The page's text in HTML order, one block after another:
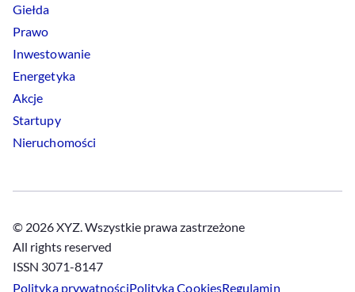
Giełda
Prawo
Inwestowanie
Energetyka
Akcje
Startupy
Nieruchomości
© 2026 XYZ. Wszystkie prawa zastrzeżone
All rights reserved
ISSN 3071-8147
Polityka prywatnościPolitykaCookiesRegulamin